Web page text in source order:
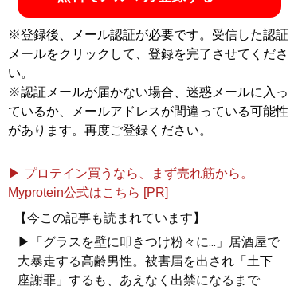
※登録後、メール認証が必要です。受信した認証
メールをクリックして、登録を完了させてくださ
い。
※認証メールが届かない場合、迷惑メールに入っ
ているか、メールアドレスが間違っている可能性
があります。再度ご登録ください。
▶ プロテイン買うなら、まず売れ筋から。
Myprotein公式はこちら [PR]
【今この記事も読まれています】
▶「グラスを壁に叩きつけ粉々に...」居酒屋で
大暴走する高齢男性。被害届を出され「土下
座謝罪」するも、あえなく出禁になるまで